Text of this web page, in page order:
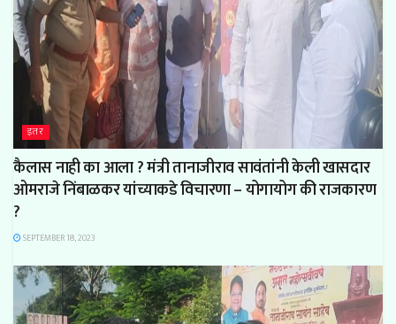
इतर
कैलास नाही का आला ? मंत्री तानाजीराव सावंतांनी केली खासदार
ओमराजे निंबाळकर यांच्याकडे विचारणा – योगायोग की राजकारण
?
SEPTEMBER 18, 2023